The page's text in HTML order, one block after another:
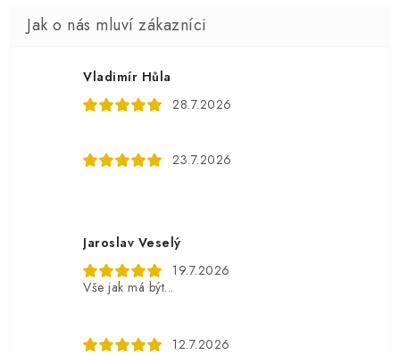
Vladimír Hůla
28.7.2026
23.7.2026
Jaroslav Veselý
19.7.2026
Vše jak má být...
12.7.2026